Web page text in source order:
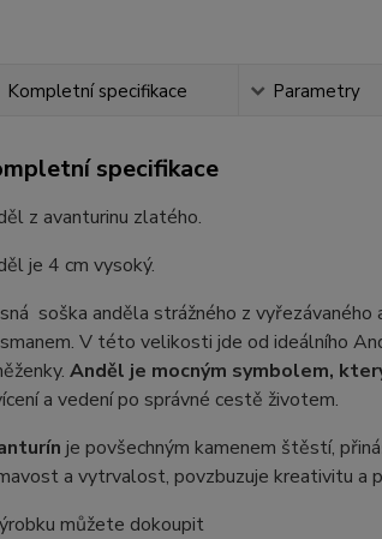
Kompletní specifikace Parametry
specifikace
z avanturinu zlatého.
je 4 cm vysoký.
soška anděla strážného z
V této velikosti jde od ideálního
Anděl je mocným symbolem,
a vedení po správné cestě životem.
je povšechným kamenem štěstí,
a vytrvalost, povzbuzuje kreativitu a
můžete dokoupit